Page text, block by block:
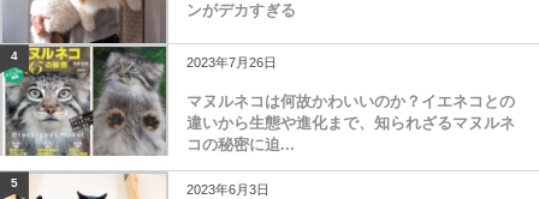
ンがデカすぎる
4 2023年7月26日
マヌルネコは何故かわいいのか？イエネコとの
違いから生態や進化まで、知られざるマヌルネ
コの秘密に迫...
5 2023年6月3日